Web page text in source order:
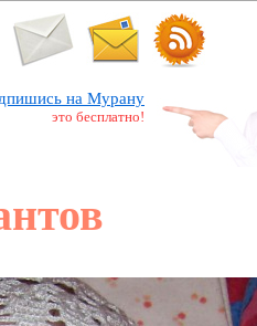
на Мурану
это бесплатно!